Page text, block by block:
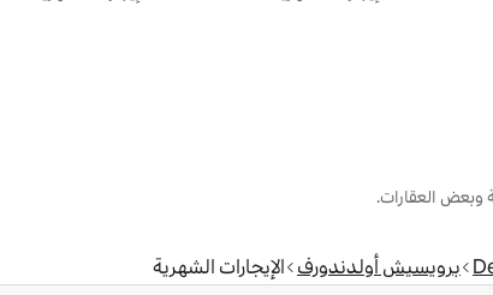
وبعض العقارات.
برويسيش أولدندورف الإيجارات الشهرية